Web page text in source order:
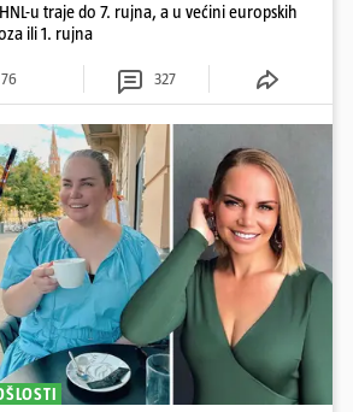
u traje do 7. rujna, a u većini europskih
ili 1. rujna
76 327